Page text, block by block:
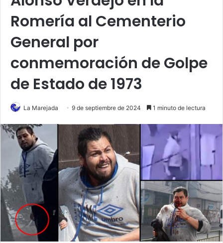
Romería al Cementerio
General por
conmemoración de Golpe
de Estado de 1973
La Marejada 9 de septiembre de 2024 1 minuto de lectura